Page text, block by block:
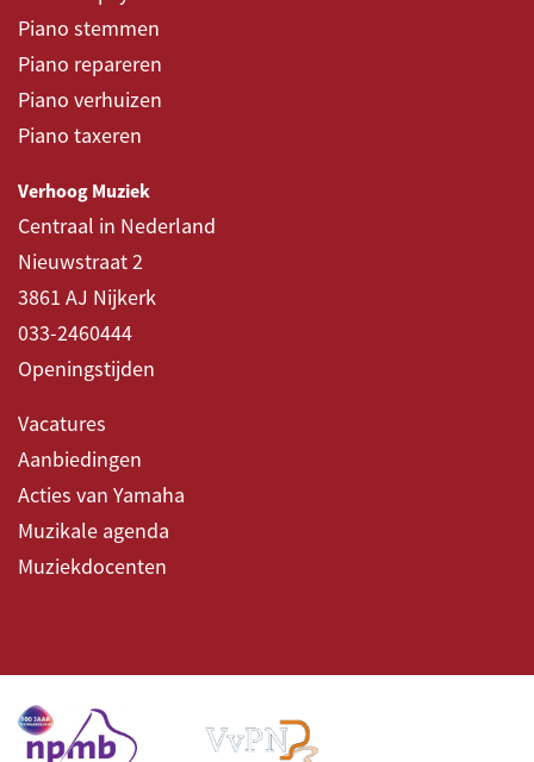
Piano stemmen
Piano repareren
Piano verhuizen
Piano taxeren
Verhoog Muziek
Centraal in Nederland
Nieuwstraat 2
3861 AJ Nijkerk
033-2460444
Openingstijden
Vacatures
Aanbiedingen
Acties van Yamaha
Muzikale agenda
Muziekdocenten